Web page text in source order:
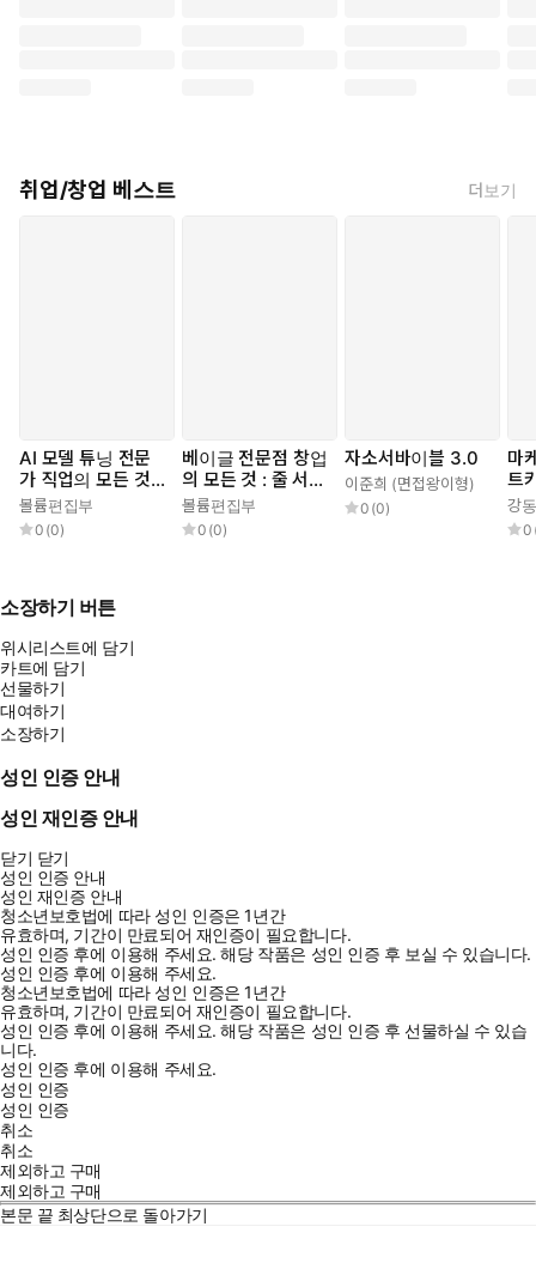
취업/창업 베스트 더보기
AI 모델 튜닝 전문
가 직업의 모든 것 :
LLM 최적화부터 취
업·창업까지
볼륨편집부
0 (0)
베이글 전문점 창업
의 모든 것 : 줄 서는
베이글집을 만드는
창업 성공 전략
볼륨편집부
0 (0)
자소서바이블 3.0
이준희 (면접왕이형)
0 (0)
마
트
강
0
소장하기 버튼
위시리스트에 담기
카트에 담기
선물하기
대여하기
소장하기
성인 인증 안내
성인 재인증 안내
닫기 닫기
성인 인증 안내
성인 재인증 안내
청소년보호법에 따라 성인 인증은 1년간
유효하며, 기간이 만료되어 재인증이 필요합니다.
성인 인증 후에 이용해 주세요.해당 작품은 성인 인증 후 보실 수 있습니다.
성인 인증 후에 이용해 주세요.
청소년보호법에 따라 성인 인증은 1년간
유효하며, 기간이 만료되어 재인증이 필요합니다.
성인 인증 후에 이용해 주세요.해당 작품은 성인 인증 후 선물하실 수 있습
니다.
성인 인증 후에 이용해 주세요.
성인 인증
성인 인증
취소
취소
제외하고 구매
제외하고 구매
본문 끝 최상단으로 돌아가기